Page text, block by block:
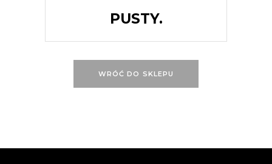
PUSTY.
WRÓĆ DO SKLEPU